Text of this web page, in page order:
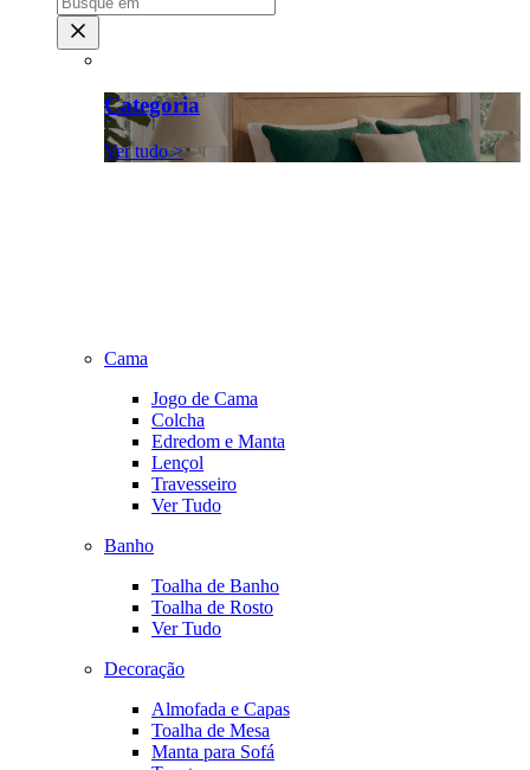
Categoria
Ver tudo >
Cama
Jogo de Cama
Colcha
Edredom e Manta
Lençol
Travesseiro
Ver Tudo
Banho
Toalha de Banho
Toalha de Rosto
Ver Tudo
Decoração
Almofada e Capas
Toalha de Mesa
Manta para Sofá